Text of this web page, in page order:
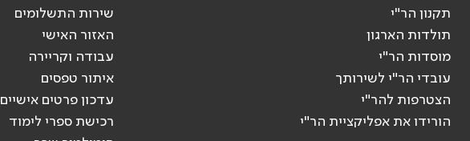
תקנון הר"י
תולדות הארגון
מוסדות הר"י
עובדי הר"י לשירותך
הצטרפות להר"י
הורידו את אפליקציית הר"י
שירות התשלומים
האזור האישי
עבודה וקריירה
איתור טפסים
עדכון פרטים אישיים
רכישת ספרי לימוד